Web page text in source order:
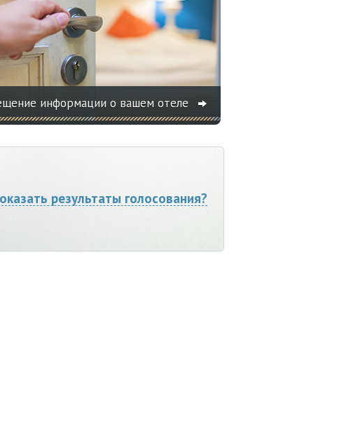
информации о вашем отеле
результаты голосования?